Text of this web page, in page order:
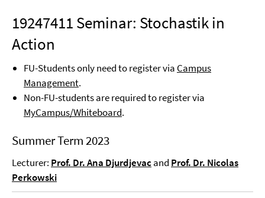
19247411 Seminar: Stochastik in
Action
FU-Students only need to register via Campus
Management.
Non-FU-students are required to register via
MyCampus/Whiteboard.
Summer Term 2023
Lecturer: Prof. Dr. Ana Djurdjevacand Prof. Dr. Nicolas
Perkowski